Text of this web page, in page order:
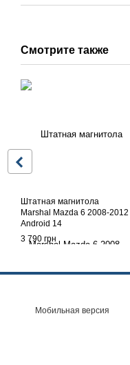
Смотрите также
Штатная магнитола
Marshal Mazda 6 2008-2012
Android 14
3 790 грн
Мобильная версия